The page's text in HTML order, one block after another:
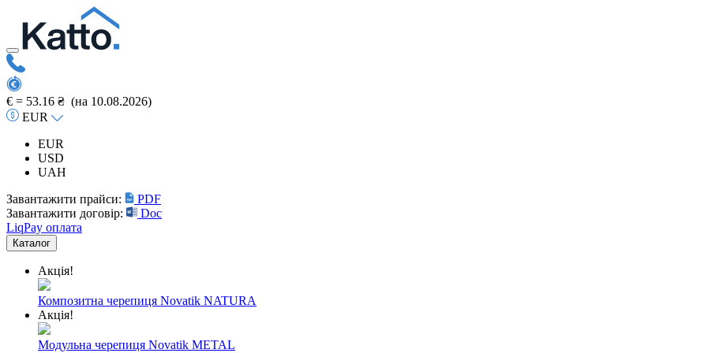
€ = 53.16 ₴ (на 10.08.2026)
EUR
EUR
USD
UAH
Завантажити прайси:
PDF
Завантажити договір:
Doc
LiqPay оплата
Каталог
Акція!
Композитна черепиця Novatik NATURA
Акція!
Модульна черепиця Novatik METAL